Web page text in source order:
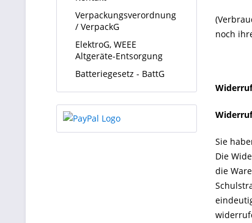
Verpackungsverordnung
/ VerpackG
ElektroG, WEEE
Altgeräte-Entsorgung
Batteriegesetz - BattG
noch
Sie
Die
die